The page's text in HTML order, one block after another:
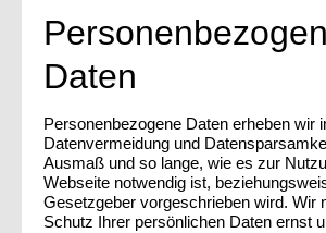
Daten
Personenbezogene Daten erheben wir
Datenvermeidung und
Ausmaß und so lange, wie es zur
Webseite notwendig ist,
Gesetzgeber vorgeschrieben wird. Wir
Schutz Ihrer persönlichen Daten ernst